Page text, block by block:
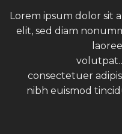
Lorem ipsum dolor sit
elit, sed diam
consectetuer
nibh euismod